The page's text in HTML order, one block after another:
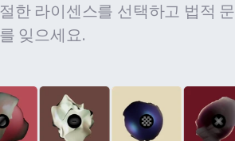
한 라이센스를 선택하고 법적 문
잊으세요.